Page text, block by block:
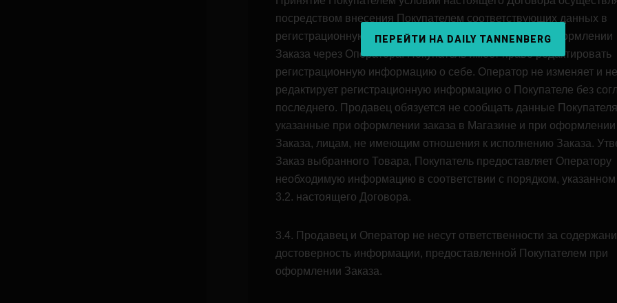
ПЕРЕЙТИ НА DAILY TANNENBERG
посредством внесения Покупателем соответствующих данных в
регистрационную форму на Интернет-сайте или при оформлении
Заказа через Оператора. Покупатель имеет право редактировать
регистрационную информацию о себе. Оператор не изменяет и не
редактирует регистрационную информацию о Покупателе без
последнего. Продавец обязуется не сообщать данные
указанные при оформлении заказа в Магазине и при оформлении
Заказа, лицам, не имеющим отношения к исполнению Заказа.
Заказ выбранного Товара, Покупатель предоставляет Оператору
необходимую информацию в соответствии с порядком, указанном
3.2. настоящего Договора.
3.4. Продавец и Оператор не несут ответственности за
достоверность информации, предоставленной Покупателем при
оформлении Заказа.